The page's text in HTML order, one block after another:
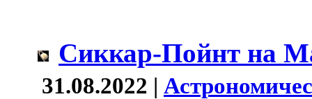
Сиккар-Пойнт на
31.08.2022 |